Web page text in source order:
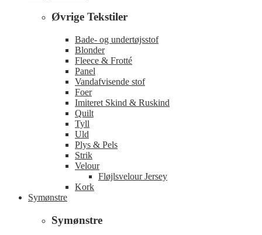
Øvrige Tekstiler
Bade- og undertøjsstof
Blonder
Fleece & Frotté
Panel
Vandafvisende stof
Foer
Imiteret Skind & Ruskind
Quilt
Tyll
Uld
Plys & Pels
Strik
Velour
Fløjlsvelour Jersey
Kork
Symønstre
Symønstre